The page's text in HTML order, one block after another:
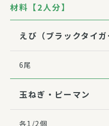
材料【2人分】
えび（ブラックタイガ
6尾
玉ねぎ・ピーマン
各1/2個